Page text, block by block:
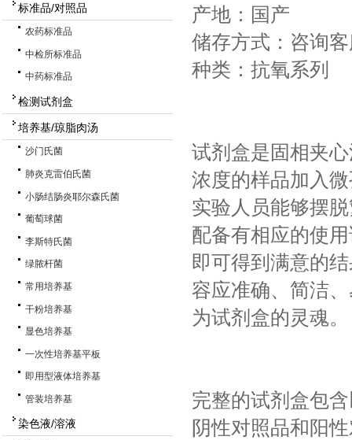
标准品/对照品
农药标准品
中检所标准品
中药标准品
检测试剂盒
培养基/琼脂肉汤
沙门氏菌
肺炎克雷伯氏菌
小肠结肠炎耶尔森氏菌
葡萄球菌
李斯特氏菌
绿脓杆菌
常用培养基
干粉培养基
显色培养基
一次性培养基平板
即用型液体培养基
管装培养基
染色液/溶液
产地：国产
储存方式：咨询
种类：抗氧系列
试剂盒是固相夹
浓度的样品加入
实验人员能够摆
配备有相应的使
即可得到满意的
容应准确、简洁
为试剂盒的灵魂。
完整的试剂盒包
阴性对照品和阳